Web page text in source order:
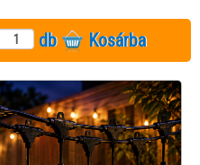
db Kosárba